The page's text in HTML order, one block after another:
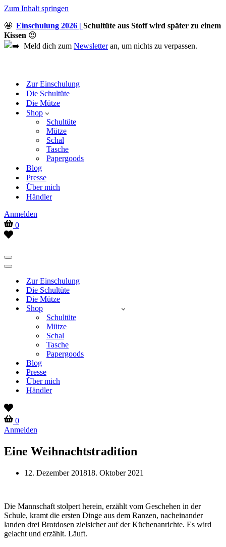
Zum Inhalt springen
🤩 Einschulung 2026 | Schultüte aus Stoff wird später zu einem
Kissen 😍
Meld dich zum Newsletteran, um nichts zu verpassen.
Zur Einschulung
Die Schultüte
Die Mütze
Shop
Schultüte
Mütze
Schal
Tasche
Papergoods
Blog
Presse
Über mich
Händler
Anmelden
Warenkorb
0
Wish
Navigationsmenü
Navigationsmenü
Zur Einschulung
Die Schultüte
Die Mütze
Shop
Schultüte
Mütze
Schal
Tasche
Papergoods
Blog
Presse
Über mich
Händler
Wish
listWarenkorb
0
Anmelden
Eine Weihnachtstradition
12. Dezember 201818. Oktober 2021
Die Mannschaft stolpert herein, erzählt vom Geschehen in der
Schule, kramt die ersten Dinge aus dem Ranzen, nacheinander
landen drei Brotdosen zielsicher auf der Küchenanrichte. Es wird
gelacht und erzählt. Läuft.